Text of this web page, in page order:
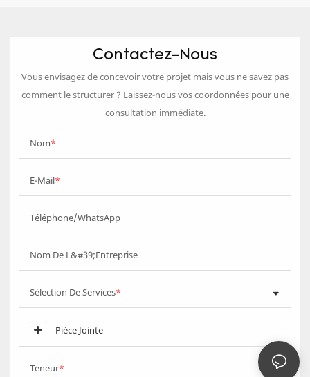
Contactez-Nous
Vous envisagez de concevoir votre projet mais vous ne savez pas
comment le structurer ? Laissez-nous vos coordonnées pour une
consultation immédiate.
Nom
E-Mail
Téléphone/WhatsApp
Nom De L&#39;entreprise
Sélection De Services
Pièce Jointe
Teneur